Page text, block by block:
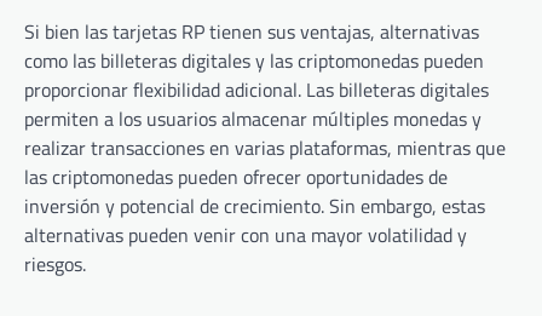
Si bien las tarjetas RP tienen sus ventajas, alternativas
como las billeteras digitales y las criptomonedas pueden
proporcionar flexibilidad adicional. Las billeteras digitales
permiten a los usuarios almacenar múltiples monedas y
realizar transacciones en varias plataformas, mientras que
las criptomonedas pueden ofrecer oportunidades de
inversión y potencial de crecimiento. Sin embargo, estas
alternativas pueden venir con una mayor volatilidad y
riesgos.